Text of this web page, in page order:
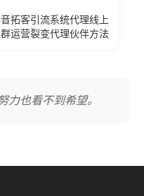
拓客引流系统代理线上
运营裂变代理伙伴方法
力也看不到希望。